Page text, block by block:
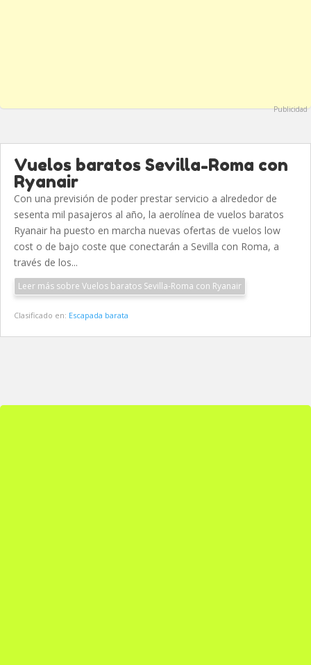
Publicidad
Vuelos baratos Sevilla-Roma con
Ryanair
Con una previsión de poder prestar servicio a alrededor de
sesenta mil pasajeros al año, la aerolínea de vuelos baratos
Ryanair ha puesto en marcha nuevas ofertas de vuelos low
cost o de bajo coste que conectarán a Sevilla con Roma, a
través de los...
Leer más sobre Vuelos baratos Sevilla-Roma con Ryanair
Clasificado en: Escapada barata